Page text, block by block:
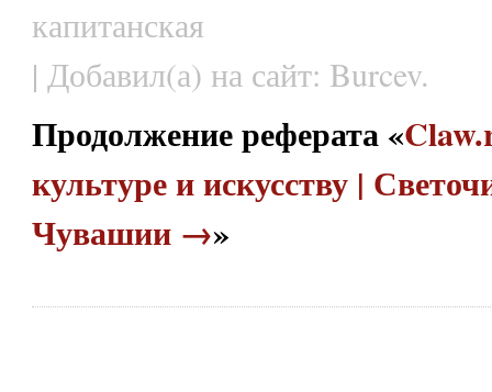
капитанская
| Добавил(а) на сайт: Burcev.
Продолжение реферата «
культуре и искусству |
Чувашии →»